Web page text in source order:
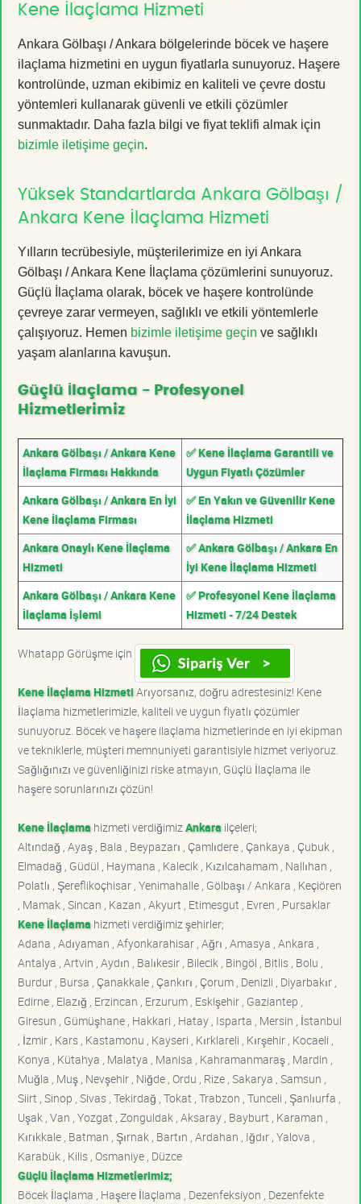
Kene İlaçlama Hizmeti
Ankara Gölbaşı / Ankara bölgelerinde böcek ve haşere
ilaçlama hizmetini en uygun fiyatlarla sunuyoruz. Haşere
kontrolünde, uzman ekibimiz en kaliteli ve çevre dostu
yöntemleri kullanarak güvenli ve etkili çözümler
sunmaktadır. Daha fazla bilgi ve fiyat teklifi almak için
bizimle iletişime geçin.
Yüksek Standartlarda Ankara Gölbaşı /
Ankara Kene İlaçlama Hizmeti
Yılların tecrübesiyle, müşterilerimize en iyi Ankara
Gölbaşı / Ankara Kene İlaçlama çözümlerini sunuyoruz.
Güçlü İlaçlama olarak, böcek ve haşere kontrolünde
çevreye zarar vermeyen, sağlıklı ve etkili yöntemlerle
çalışıyoruz. Hemen bizimle iletişime geçin ve sağlıklı
yaşam alanlarına kavuşun.
Güçlü İlaçlama - Profesyonel
Hizmetlerimiz
Ankara Gölbaşı / Ankara Kene
İlaçlama Firması Hakkında
✅ Kene İlaçlama Garantili ve
Uygun Fiyatlı Çözümler
Ankara Gölbaşı / Ankara En İyi
Kene İlaçlama Firması
✅ En Yakın ve Güvenilir Kene
İlaçlama Hizmeti
Ankara Onaylı Kene İlaçlama
Hizmeti
✅ Ankara Gölbaşı / Ankara En
İyi Kene İlaçlama Hizmeti
Ankara Gölbaşı / Ankara Kene
İlaçlama İşlemi
✅ Profesyonel Kene İlaçlama
Hizmeti - 7/24 Destek
Whatapp Görüşme için
Kene İlaçlama HizmetiArıyorsanız, doğru adrestesiniz! Kene
İlaçlama hizmetlerimizle, kaliteli ve uygun fiyatlı çözümler
sunuyoruz. Böcek ve haşere ilaçlama hizmetlerinde en iyi ekipman
ve tekniklerle, müşteri memnuniyeti garantisiyle hizmet veriyoruz.
Sağlığınızı ve güvenliğinizi riske atmayın, Güçlü İlaçlama ile
haşere sorunlarınızı çözün!
Kene İlaçlama hizmeti verdiğimiz Ankara ilçeleri;
Altındağ , Ayaş , Bala , Beypazarı , Çamlıdere , Çankaya , Çubuk ,
Elmadağ , Güdül , Haymana , Kalecik , Kızılcahamam , Nallıhan ,
Polatlı , Şereflikoçhisar , Yenimahalle , Gölbaşı / Ankara , Keçiören
, Mamak , Sincan , Kazan , Akyurt , Etimesgut , Evren , Pursaklar
Kene İlaçlama hizmeti verdiğimiz şehirler;
Adana , Adıyaman , Afyonkarahisar , Ağrı , Amasya , Ankara ,
Antalya , Artvin , Aydın , Balıkesir , Bilecik , Bingöl , Bitlis , Bolu ,
Burdur , Bursa , Çanakkale , Çankırı , Çorum , Denizli , Diyarbakır ,
Edirne , Elazığ , Erzincan , Erzurum , Eskişehir , Gaziantep ,
Giresun , Gümüşhane , Hakkari , Hatay , Isparta , Mersin , İstanbul
, İzmir , Kars , Kastamonu , Kayseri , Kırklareli , Kırşehir , Kocaeli ,
Konya , Kütahya , Malatya , Manisa , Kahramanmaraş , Mardin ,
Muğla , Muş , Nevşehir , Niğde , Ordu , Rize , Sakarya , Samsun ,
Siirt , Sinop , Sivas , Tekirdağ , Tokat , Trabzon , Tunceli , Şanlıurfa ,
Uşak , Van , Yozgat , Zonguldak , Aksaray , Bayburt , Karaman ,
Kırıkkale , Batman , Şırnak , Bartın , Ardahan , Iğdır , Yalova ,
Karabük , Kilis , Osmaniye , Düzce
Güçlü İlaçlama Hizmetlerimiz;
Böcek İlaçlama , Haşere İlaçlama , Dezenfeksiyon , Dezenfekte